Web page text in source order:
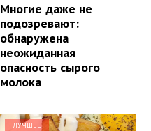
Многие даже не
подозревают:
обнаружена
неожиданная
опасность сырого
молока
ЛУЧШЕЕ